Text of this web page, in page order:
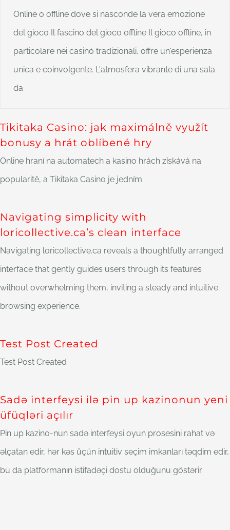
Online o offline dove si nasconde la vera emozione
del gioco Il fascino del gioco offline Il gioco offline, in
particolare nei casinò tradizionali, offre un'esperienza
unica e coinvolgente. L'atmosfera vibrante di una sala
da
Tikitaka Casino: jak maximálně využít
bonusy a hrát oblíbené hry
Online hraní na automatech a kasino hrách získává na
popularitě, a Tikitaka Casino je jedním
Navigating simplicity with
loricollective.ca’s clean interface
Navigating loricollective.ca reveals a thoughtfully arranged
interface that gently guides users through its features
without overwhelming them, inviting a steady and intuitive
browsing experience.
Test Post Created
Test Post Created
Sadə interfeysi ilə pin up kazinonun yeni
üfüqləri açılır
Pin up kazino-nun sadə interfeysi oyun prosesini rahat və
əlçatan edir, hər kəs üçün intuitiv seçim imkanları təqdim edir,
bu da platformanın istifadəçi dostu olduğunu göstərir.